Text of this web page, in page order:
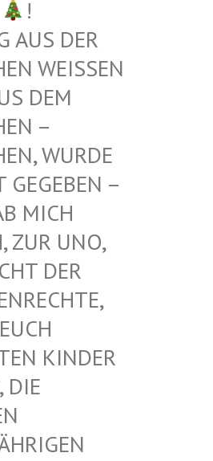
!
AUS DER
WEISSEN M
DEM D
– K
WURDE B
– I
MICH M
UNO, N
DER M
D
E
KINDER V
I
Z